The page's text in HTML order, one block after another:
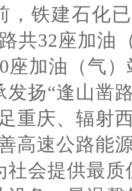
，铁建石化
共32座加油
座加油（气）
发扬“逢山凿
重庆、辐射
高速公路能
社会提供最